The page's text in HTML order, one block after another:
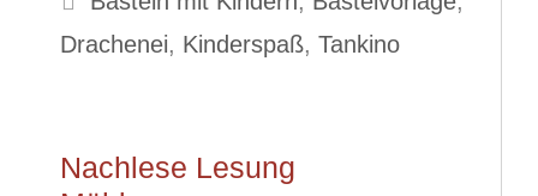
Drachenei, Kinderspaß, Tankino
Nachlese Lesung